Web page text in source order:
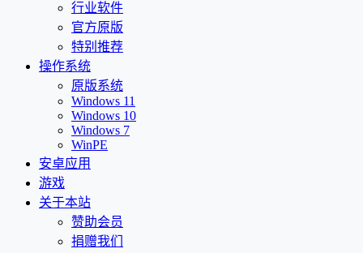
行业软件
官方原版
特别推荐
操作系统
原版系统
Windows 11
Windows 10
Windows 7
WinPE
安卓应用
游戏
关于本站
赞助会员
捐赠我们